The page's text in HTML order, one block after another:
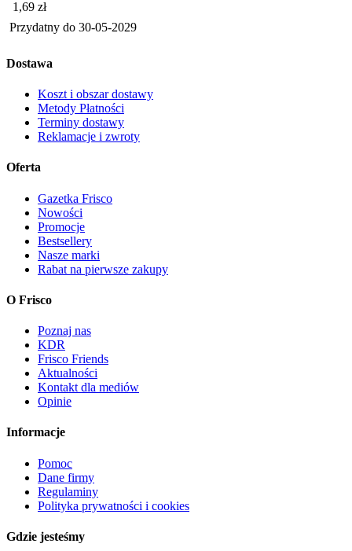
Cena
1,69 zł
Przydatny do 30-05-2029
Dostawa
Koszt i obszar dostawy
Metody Płatności
Terminy dostawy
Reklamacje i zwroty
Oferta
Gazetka Frisco
Nowości
Promocje
Bestsellery
Nasze marki
Rabat na pierwsze zakupy
O Frisco
Poznaj nas
KDR
Frisco Friends
Aktualności
Kontakt dla mediów
Opinie
Informacje
Pomoc
Dane firmy
Regulaminy
Polityka prywatności i cookies
Gdzie jesteśmy